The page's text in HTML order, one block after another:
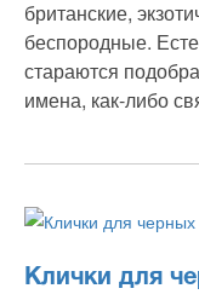
британские,
беспородные.
стараются
имена, как-либо
Клички для